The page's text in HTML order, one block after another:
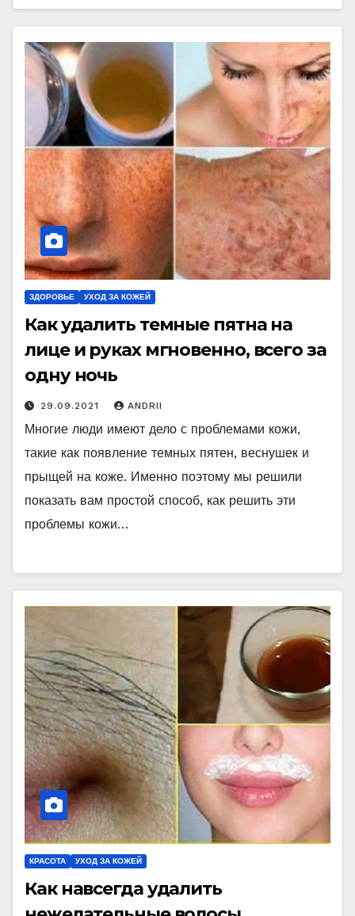
ЗДОРОВЬЕ УХОД ЗА КОЖЕЙ
Как удалить темные пятна на
лице и руках мгновенно, всего за
одну ночь
29.09.2021 ANDRII
Многие люди имеют дело с проблемами кожи,
такие как появление темных пятен, веснушек и
прыщей на коже. Именно поэтому мы решили
показать вам простой способ, как решить эти
проблемы кожи…
КРАСОТА УХОД ЗА КОЖЕЙ
Как навсегда удалить